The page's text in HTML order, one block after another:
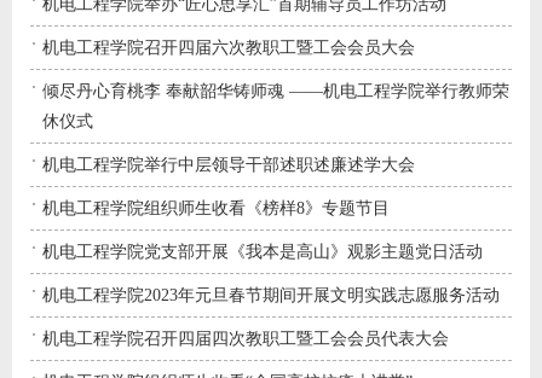
机电工程学院举办“匠心思享汇”首期辅导员工作坊活动
机电工程学院召开四届六次教职工暨工会会员大会
倾尽丹心育桃李 奉献韶华铸师魂 ——机电工程学院举行教师荣
休仪式
机电工程学院举行中层领导干部述职述廉述学大会
机电工程学院组织师生收看《榜样8》专题节目
机电工程学院党支部开展《我本是高山》观影主题党日活动
机电工程学院2023年元旦春节期间开展文明实践志愿服务活动
机电工程学院召开四届四次教职工暨工会会员代表大会